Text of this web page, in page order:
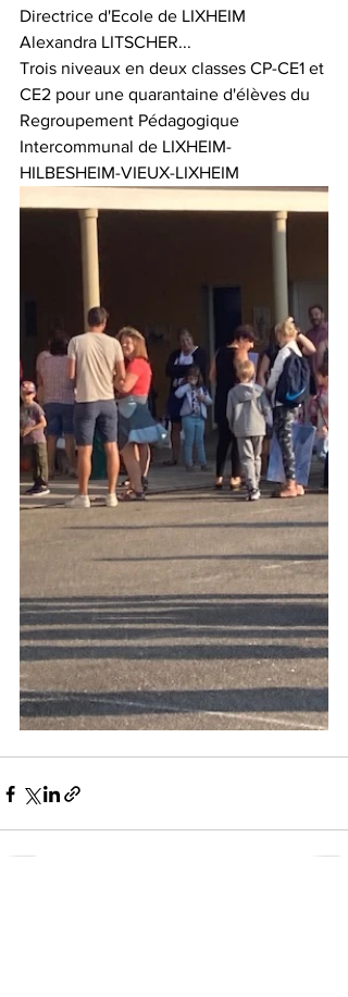
Directrice d'Ecole de LIXHEIM
Alexandra LITSCHER...
Trois niveaux en deux classes CP-CE1 et
CE2 pour une quarantaine d'élèves du
Regroupement Pédagogique
Intercommunal de LIXHEIM-
HILBESHEIM-VIEUX-LIXHEIM